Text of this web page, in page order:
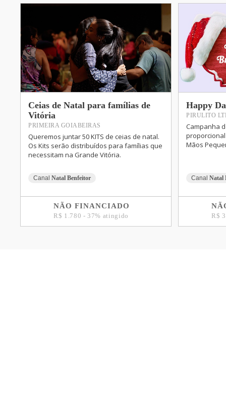
Ceias de Natal para famílias de
Vitória
PRIMEIRA GOIABEIRAS
Queremos juntar 50 KITS de ceias de natal.
Os Kits serão distribuídos para famílias que
necessitam na Grande Vitória.
Canal Natal Benfeitor
NÃO FINANCIADO
R$ 1.780 - 37% atingido
Happy
PIRULITO
Campanha
Mãos
Canal Natal
R$